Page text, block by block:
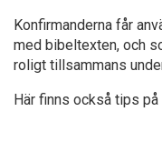
Konfirmanderna får
med bibeltexten, och
roligt tillsammans
Här finns också tips på